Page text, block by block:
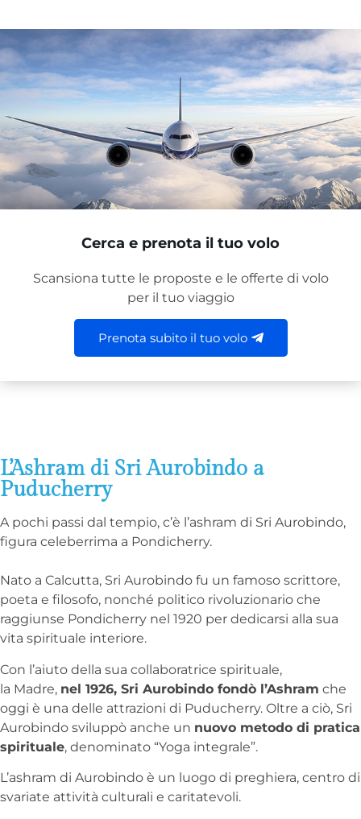
Cerca e prenota il tuo volo
Scansiona tutte le proposte e le offerte di volo
per il tuo viaggio
Prenota subito il tuo volo
L’Ashram di Sri Aurobindo a
Puducherry
A pochi passi dal tempio, c’è l’ashram di Sri Aurobindo,
figura celeberrima a Pondicherry.
Nato a Calcutta, Sri Aurobindo fu un famoso scrittore,
poeta e filosofo, nonché politico rivoluzionario che
raggiunse Pondicherry nel 1920 per dedicarsi alla sua
vita spirituale interiore.
Con l’aiuto della sua collaboratrice spirituale,
la Madre, nel 1926, Sri Aurobindo fondò l’Ashram che
oggi è una delle attrazioni di Puducherry. Oltre a ciò, Sri
Aurobindo sviluppò anche un nuovo metodo di pratica
spirituale, denominato “Yoga integrale”.
L’ashram di Aurobindo è un luogo di preghiera, centro di
svariate attività culturali e caritatevoli.